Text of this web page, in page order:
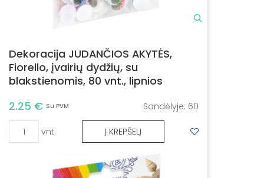
Dekoracija JUDANČIOS AKYTĖS,
Fiorello, įvairių dydžių, su
blakstienomis, 80 vnt., lipnios
2.25 € Su PVM Sandėlyje: 60
vnt. Į KREPŠELĮ